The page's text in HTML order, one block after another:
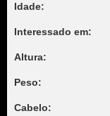
Idade:
Interessado em:
Altura:
Peso:
Cabelo: